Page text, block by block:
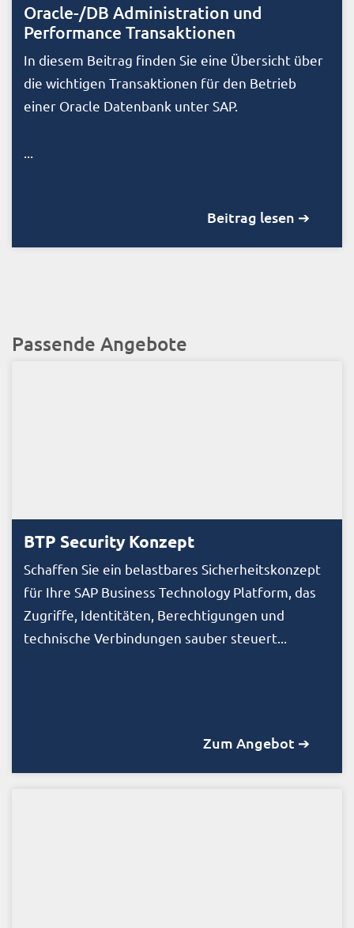
Oracle-/DB Administration und
Performance Transaktionen
In diesem Beitrag finden Sie eine Übersicht über
die wichtigen Transaktionen für den Betrieb
einer Oracle Datenbank unter SAP.
Beitrag lesen ➔
Passende Angebote
BTP Security Konzept
Schaffen Sie ein belastbares Sicherheitskonzept
für Ihre SAP Business Technology Platform, das
Zugriffe, Identitäten, Berechtigungen und
technische Verbindungen sauber steuert...
Zum Angebot ➔